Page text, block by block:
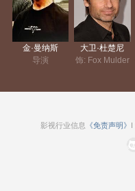
金·曼纳斯
导演
大卫·杜楚尼
饰: Fox Mulder
影视行业信息 《免责声明》 I